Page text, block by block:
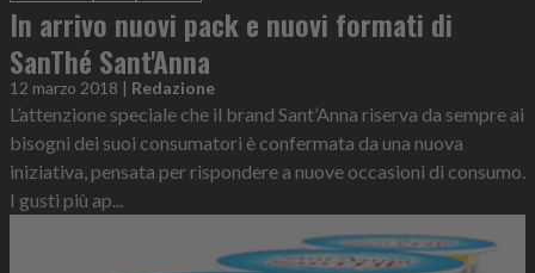
In arrivo nuovi pack e nuovi formati di
SanThé Sant'Anna
12 marzo 2018 | Redazione
L’attenzione speciale che il brand Sant’Anna riserva da sempre ai
bisogni dei suoi consumatori è confermata da una nuova
iniziativa, pensata per rispondere a nuove occasioni di consumo.
I gusti più ap...